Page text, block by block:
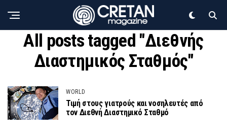
All posts tagged "Διεθνής
Διαστημικός Σταθμός"
WORLD
Τιμή στους γιατρούς και νοσηλευτές από
τον Διεθνή Διαστημικό Σταθμό